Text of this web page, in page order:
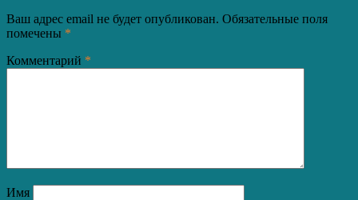
Ваш адрес email не будет опубликован. Обязательные поля
помечены *
Комментарий *
Имя